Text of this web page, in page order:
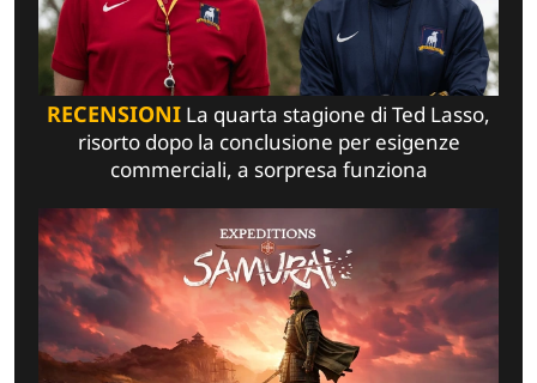
RECENSIONI La quarta stagione di Ted Lasso,
risorto dopo la conclusione per esigenze
commerciali, a sorpresa funziona